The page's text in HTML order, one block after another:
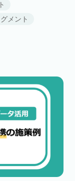
メント